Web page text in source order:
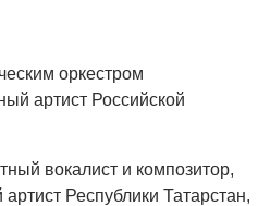
оркестром
артист Российской
вокалист и композитор,
Республики Татарстан,